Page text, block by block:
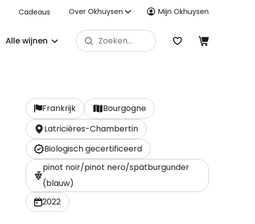
Cadeaus Over Okhuysen Mijn Okhuysen
Alle wijnen
Frankrijk
Bourgogne
Latricières-Chambertin
Biologisch gecertificeerd
pinot noir/pinot nero/spätburgunder
(blauw)
2022